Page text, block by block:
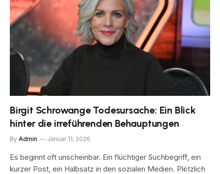
Birgit Schrowange Todesursache: Ein Blick
hinter die irreführenden Behauptungen
By Admin Januar 11, 2026
Es beginnt oft unscheinbar. Ein flüchtiger Suchbegriff, ein
kurzer Post, ein Halbsatz in den sozialen Medien. Plötzlich